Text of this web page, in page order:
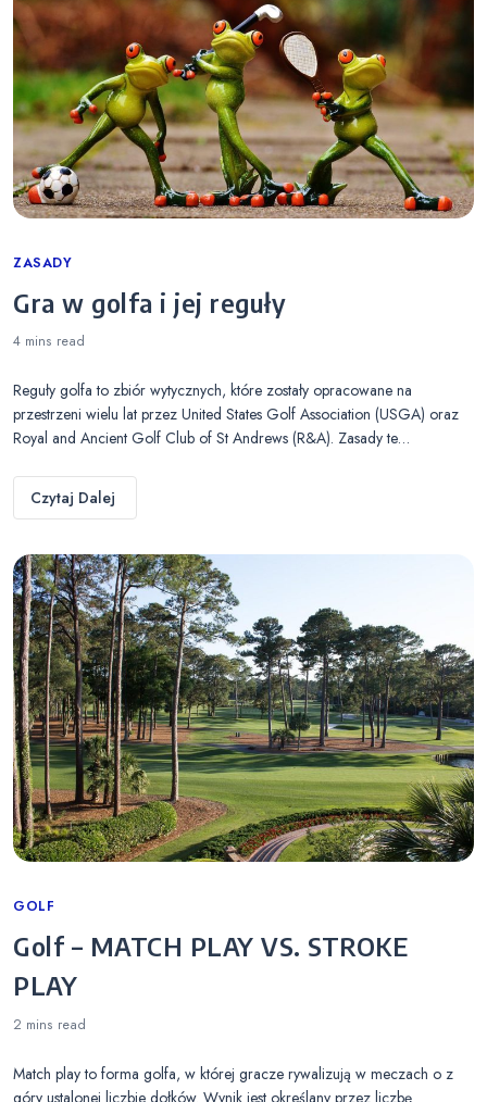
Categories
ZASADY
Gra w golfa i jej reguły
4 mins read
Reguły golfa to zbiór wytycznych, które zostały opracowane na
przestrzeni wielu lat przez United States Golf Association (USGA) oraz
Royal and Ancient Golf Club of St Andrews (R&A). Zasady te…
Czytaj Dalej
Categories
GOLF
Golf – MATCH PLAY VS. STROKE
PLAY
2 mins read
Match play to forma golfa, w której gracze rywalizują w meczach o z
góry ustalonej liczbie dołków. Wynik jest określany przez liczbę